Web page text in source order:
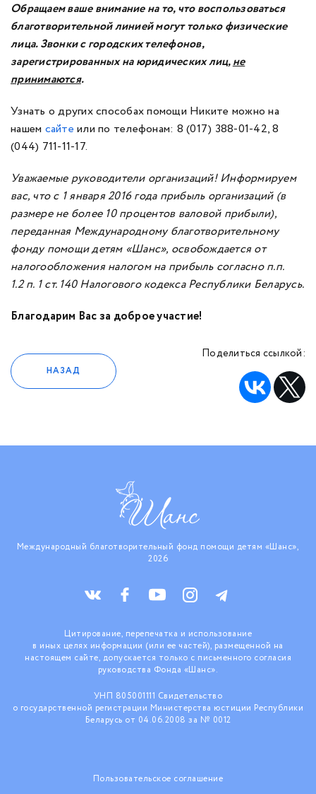
Обращаем ваше внимание на то, что воспользоваться
благотворительной линией могут только физические
лица. Звонки с городских телефонов,
зарегистрированных на юридических лиц,не
принимаются.
Узнать о других способах помощи Никите можно на
нашем сайте или по телефонам: 8 (017) 388-01-42, 8
(044) 711-11-17.
Уважаемые руководители организаций! Информируем
вас, что с 1 января 2016 года прибыль организаций (в
размере не более 10 процентов валовой прибыли),
переданная Международному благотворительному
фонду помощи детям «Шанс», освобождается от
налогообложения налогом на прибыль согласно п.п.
1.2п. 1 ст. 140 Налогового кодекса Республики Беларусь.
Благодарим Вас за доброе участие!
НАЗАД
Поделиться ссылкой:
Международный благотворительный фонд помощи детям «Шанс»,
2026
Цитирование, перепечатка и использование
в иных целях информации (или ее частей), размещенной на
настоящем сайте, допускается только с письменного согласия
руководства Фонда «Шанс».
УНП 805001111 Свидетельство
о государственной регистрации Министерства юстиции Республики
Беларусь от 04.06.2008 за № 0012
Пользовательское соглашение